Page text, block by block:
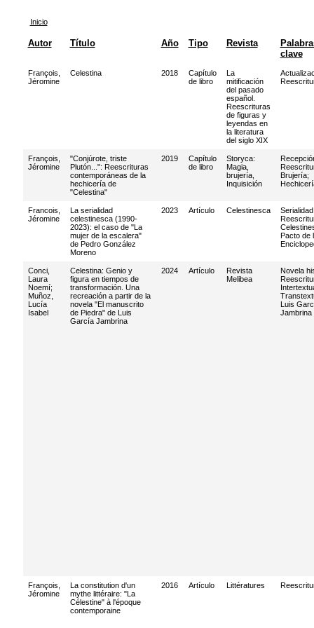
Inicio
Autor Título Año Tipo Revista
clave
François,
Jéromine
Celestina 2018
Capítulo
de libro
La
mitificación
del pasado
español.
Reescrituras
de figuras y
leyendas en
la literatura
del siglo XIX
François,
Jéromine
"Conjúrote, triste
Plutón...": Reescrituras
contemporáneas de la
hechicería de
"Celestina"
2019
Capítulo
de libro
Storyca:
Magia,
brujería,
Inquisición
Brujería;
Francois,
Jéromine
La serialidad
celestinesca (1990-
2023): el caso de "La
mujer de la escalera"
de Pedro González
Moreno
2023 Artículo Celestinesca Serialidad
Pacto de
Conci,
Laura
Noemí;
Muñoz,
Lucía
Isabel
Celestina: Genio y
figura en tiempos de
transformación. Una
recreación a partir de la
novela "El manuscrito
de Piedra" de Luis
García Jambrina
2024 Artículo
Revista
Melibea
Novela
Luis
Jambrina
François,
Jéromine
La constitution d'un
mythe littéraire: "La
Célestine" à l'époque
contemporaine
2016 Artículo Littératures